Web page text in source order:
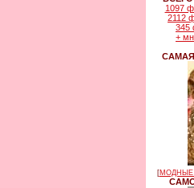
1097
2112
345
+
[МОДНЫЕ